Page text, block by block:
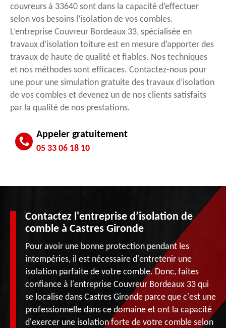
couvreurs à 33640 sont dans la capacité d’effectuer
selon vos besoins l’isolation de vos combles.
L’entreprise Couvreur Bordeaux 33, spécialisée en
travaux d’isolation toiture est en mesure d’apporter des
travaux de haute de qualité et fiables. Nos techniques
et nos méthodes sont efficaces. Contactez-nous pour
une pour une simulation gratuite des travaux d’isolation
de vos combles et devenez un de nos clients satisfaits
par la qualité de nos prestations.
Appeler gratuitement
05 33 06 18 10
Contactez l'entreprise d’isolation de
comble à Castres Gironde
Pour avoir une bonne protection pendant les
intempéries, il est nécessaire d'entretenir une
isolation parfaite de votre comble. Donc, faites
confiance à l'entreprise Couvreur Bordeaux 33 qui
se localise dans Castres Gironde parce que c'est une
professionnelle dans ce domaine et ont la capacité
d'exercer une isolation forte de votre comble selon